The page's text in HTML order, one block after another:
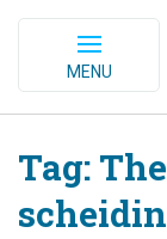
MENU
Tag: